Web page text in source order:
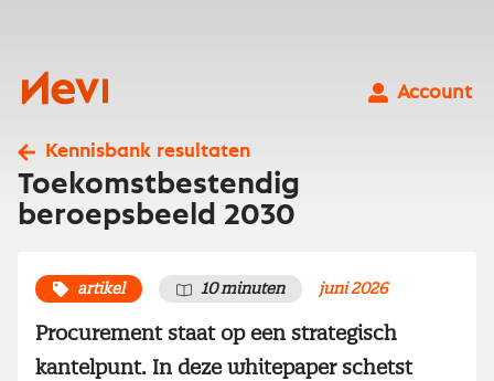
Nevi
Account
Kennisbank resultaten
Toekomstbestendig
beroepsbeeld 2030
artikel 10 minuten juni 2026
Procurement staat op een strategisch
kantelpunt. In deze whitepaper schetst